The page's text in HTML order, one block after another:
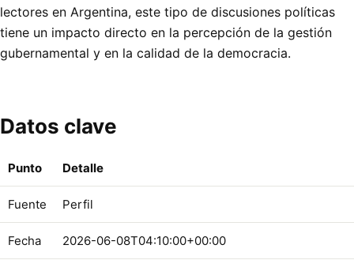
lectores en Argentina, este tipo de discusiones políticas
tiene un impacto directo en la percepción de la gestión
gubernamental y en la calidad de la democracia.
Datos clave
Punto Detalle
Fuente Perfil
Fecha 2026-06-08T04:10:00+00:00